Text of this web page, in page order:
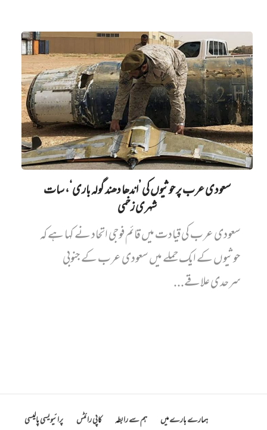
سعودی عرب پر حوثیوں کی ’اندھا دھند گولہ باری‘، سات
شہری زخمی
سعودی عرب کی قیادت میں قائم فوجی اتحاد نے کہا ہے کہ
حوثیوں کے ایک حملے میں سعودی عرب کے جنوبی
سرحدی علاقے...
ہمارے بارے میں ہم سے رابطہ کاپی رائٹس پرائیویسی پالیسی